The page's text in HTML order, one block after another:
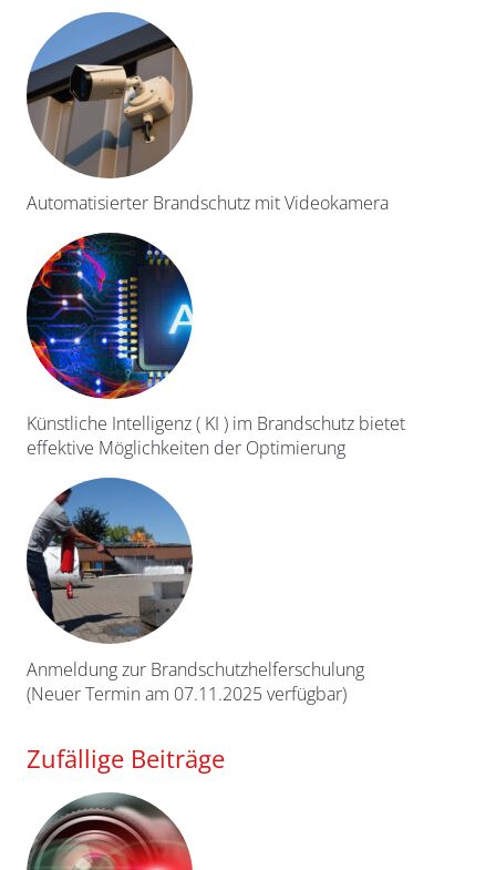
Automatisierter Brandschutz mit Videokamera
Künstliche Intelligenz ( KI ) im Brandschutz bietet
effektive Möglichkeiten der Optimierung
Anmeldung zur Brandschutzhelferschulung
(Neuer Termin am 07.11.2025 verfügbar)
Zufällige Beiträge